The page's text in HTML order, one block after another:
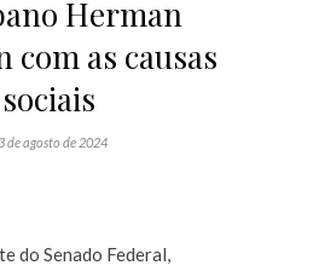
Herman
com as causas
sociais
de agosto de 2024
do Senado Federal,